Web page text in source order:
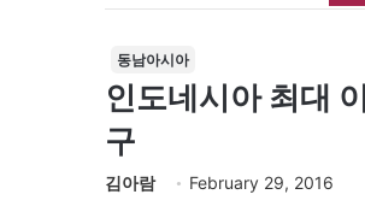
동남아시아
인도네시아 최대
구
김아람 February 29, 2016